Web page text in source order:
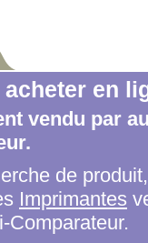
en
vendu par
de
Imprimantes
Comparateur.